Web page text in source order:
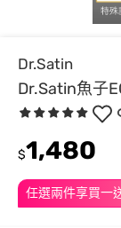
Dr.Satin
Dr.Satin魚子
任選兩件享買一
$1,480